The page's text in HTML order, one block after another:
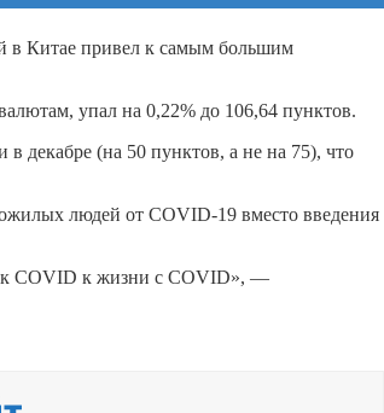
в Китае привел к самым большим
упал на 0,22% до 106,64 пунктов.
декабре (на 50 пунктов, а не на 75), что
людей от COVID-19 вместо введения
к COVID к жизни с COVID», —